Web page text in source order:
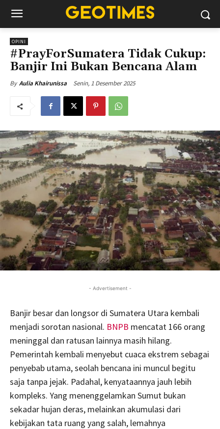
OPINI
#PrayForSumatera Tidak Cukup:
Banjir Ini Bukan Bencana Alam
By Aulia Khairunissa Senin, 1 Desember 2025
- Advertisement -
Banjir besar dan longsor di Sumatera Utara kembali
menjadi sorotan nasional. BNPB mencatat 166 orang
meninggal dan ratusan lainnya masih hilang.
Pemerintah kembali menyebut cuaca ekstrem sebagai
penyebab utama, seolah bencana ini muncul begitu
saja tanpa jejak. Padahal, kenyataannya jauh lebih
kompleks. Yang menenggelamkan Sumut bukan
sekadar hujan deras, melainkan akumulasi dari
kebijakan tata ruang yang salah, lemahnya